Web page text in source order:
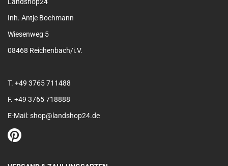
Inh. Antje Bochmann
Wiesenweg 5
08468 Reichenbach/i.V.
T. +49 3765 711488
F. +49 3765 718888
E-Mail: shop@landshop24.de